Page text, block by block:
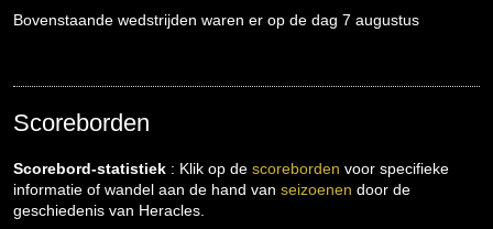
Bovenstaande wedstrijden waren er op de dag 7 augustus
Scoreborden
Scorebord-statistiek : Klik op de scoreborden voor specifieke
informatie of wandel aan de hand van seizoenen door de
geschiedenis van Heracles.